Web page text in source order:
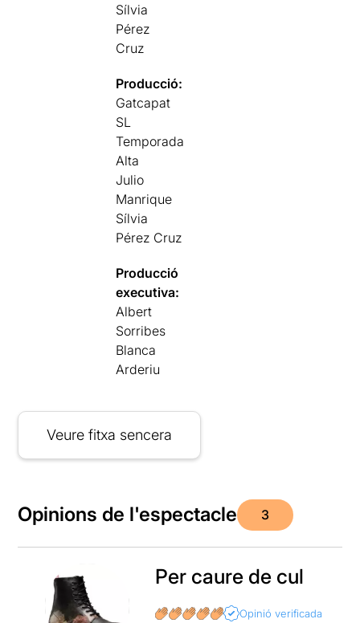
Sílvia
Pérez
Cruz
Producció:
Gatcapat
SL
Temporada
Alta
Julio
Manrique
Sílvia
Pérez Cruz
Producció
executiva:
Albert
Sorribes
Blanca
Arderiu
Veure fitxa sencera
Opinions de l'espectacle 3
Per caure de cul
Opinió verificada